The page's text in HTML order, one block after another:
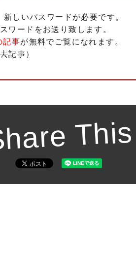
新しいパスワードが必要です。
ワードをお送り致します。
記事が無料でご覧になれます。
記事）
This